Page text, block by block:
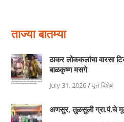
ताज्या बातम्या
ठाकर लोककलांचा वारसा
बाळकृष्ण मसगे
July 31, 2026/वृत्त विशेष
अणसुर, तुळसुली ग्रा.पं.चे